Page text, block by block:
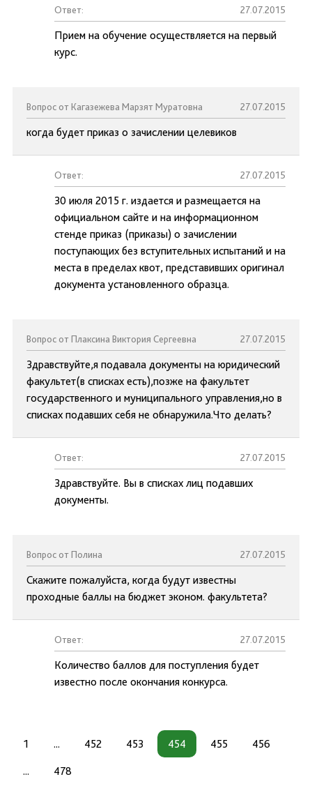
Ответ: 27.07.2015
Прием на обучение осуществляется на первый
курс.
Вопрос от Кагазежева Марзят Муратовна 27.07.2015
когда будет приказ о зачислении целевиков
Ответ: 27.07.2015
30 июля 2015 г. издается и размещается на
официальном сайте и на информационном
стенде приказ (приказы) о зачислении
поступающих без вступительных испытаний и на
места в пределах квот, представивших оригинал
документа установленного образца.
Вопрос от Плаксина Виктория Сергеевна 27.07.2015
Здравствуйте,я подавала документы на юридический
факультет(в списках есть),позже на факультет
государственного и муниципального управления,но в
списках подавших себя не обнаружила.Что делать?
Ответ: 27.07.2015
Здравствуйте. Вы в списках лиц подавших
документы.
Вопрос от Полина 27.07.2015
Скажите пожалуйста, когда будут известны
проходные баллы на бюджет эконом. факультета?
Ответ: 27.07.2015
Количество баллов для поступления будет
известно после окончания конкурса.
1 ... 452 453 454 455 456
... 478